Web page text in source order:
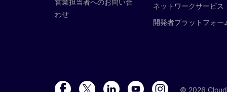
営業担当者へのお問い合
わせ
ネットワークサービス
開発者プラットフォー
© 2026